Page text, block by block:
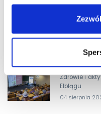
Dodatkowa
05 sierpnia
Zdrowie i
Elblągu
04 sierpnia